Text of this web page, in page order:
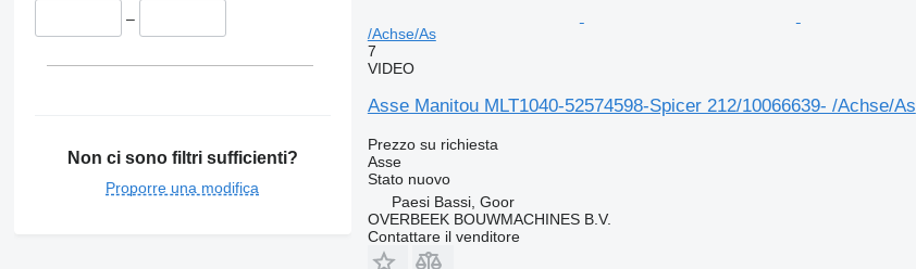
–
Non ci sono filtri sufficienti?
Proporre una modifica
/Achse/As
7
VIDEO
Asse Manitou MLT1040-52574598-Spicer 212/10066639- /Achse/As
Prezzo su richiesta
Asse
Statonuovo
Paesi Bassi, Goor
OVERBEEK BOUWMACHINES B.V.
Contattare il venditore